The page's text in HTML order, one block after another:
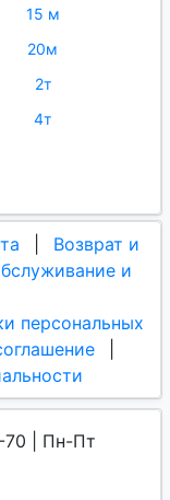
15 м
20м
2т
4т
Возврат и
и
персональных
70 | Пн-Пт